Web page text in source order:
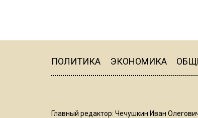
ПОЛИТИКА ЭКОНОМИКА
Главный редактор: Чечушкин Иван